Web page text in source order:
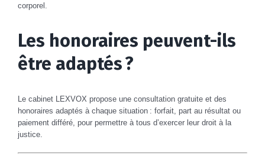
corporel.
Les honoraires peuvent-ils
être adaptés ?
Le cabinet LEXVOX propose une consultation gratuite et des
honoraires adaptés à chaque situation : forfait, part au résultat ou
paiement différé, pour permettre à tous d’exercer leur droit à la
justice.